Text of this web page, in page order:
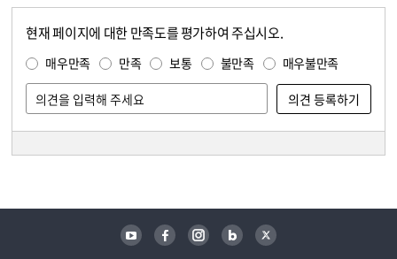
현재 페이지에 대한 만족도를 평가하여 주십시오.
매우만족 만족 보통 불만족 매우불만족
유튜브 페이스북 인스타그램 블로그 트위터